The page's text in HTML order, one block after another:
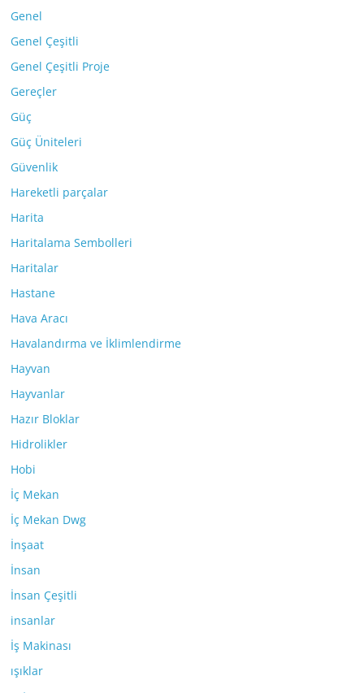
Genel
Genel Çeşitli
Genel Çeşitli Proje
Gereçler
Güç
Güç Üniteleri
Güvenlik
Hareketli parçalar
Harita
Haritalama Sembolleri
Haritalar
Hastane
Hava Aracı
Havalandırma ve İklimlendirme
Hayvan
Hayvanlar
Hazır Bloklar
Hidrolikler
Hobi
İç Mekan
İç Mekan Dwg
İnşaat
İnsan
İnsan Çeşitli
insanlar
İş Makinası
ışıklar